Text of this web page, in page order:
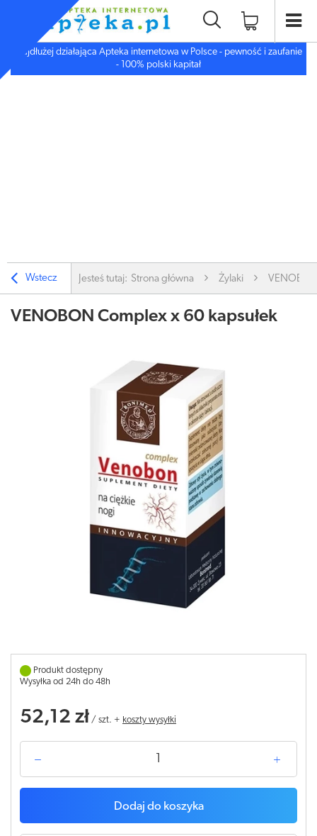
Najdłużej działająca Apteka internetowa w Polsce - pewność i zaufanie
- 100% polski kapitał
Wstecz Jesteś tutaj: Strona główna Żylaki
VENOBON Complex x 60 kapsułek
Produkt dostępny
Wysyłka od 24h do 48h
52,12 zł / szt. + koszty wysyłki
Dodaj do koszyka